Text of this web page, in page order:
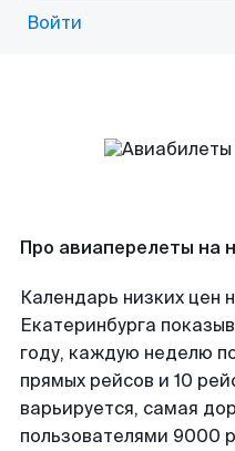
Войти
Про авиаперелеты на
Календарь низких цен
Екатеринбурга
году, каждую неделю
прямых рейсов и 10
варьируется, самая
пользователями 9000